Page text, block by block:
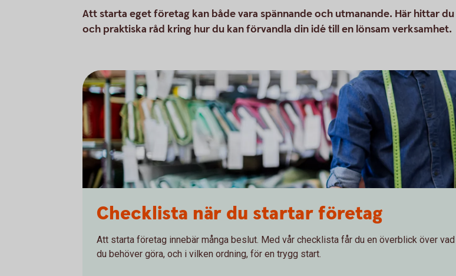
Att starta eget företag kan både vara spännande och utmanande. Här hittar
och praktiska råd kring hur du kan förvandla din idé till en lönsam verksamhet.
Checklista när du startar företag
Att starta företag innebär många beslut. Med vår checklista får du en överblick över vad
du behöver göra, och i vilken ordning, för en trygg start.